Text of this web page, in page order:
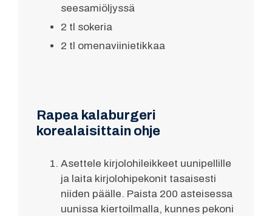
seesamiöljyssä
2 tl sokeria
2 tl omenaviinietikkaa
Rapea kalaburgeri
korealaisittain ohje
Asettele kirjolohileikkeet uunipellille
ja laita kirjolohipekonit tasaisesti
niiden päälle. Paista 200 asteisessa
uunissa kiertoilmalla, kunnes pekoni